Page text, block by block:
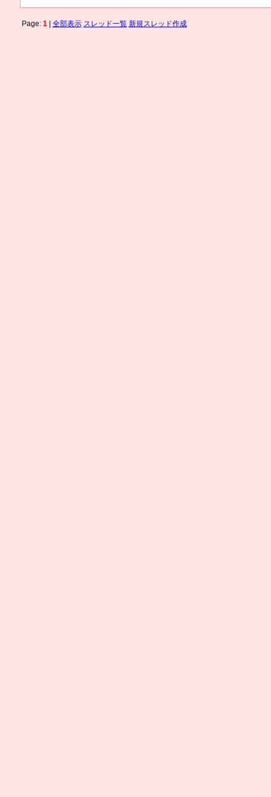
Page: 1| 全部表示 スレッド一覧 新規スレッド作成